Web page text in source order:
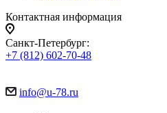
Контактная информация
Санкт-Петербург:
+7 (812) 602-70-48
info@u-78.ru